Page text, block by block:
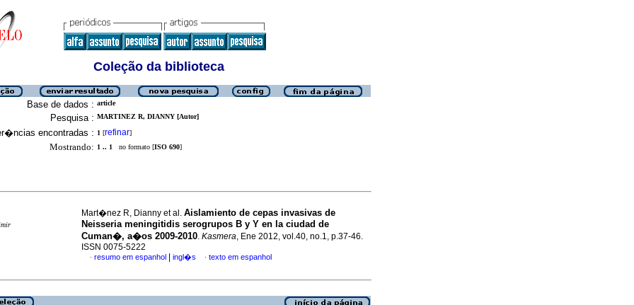
Coleção da biblioteca
Base de dados : article
Pesquisa : MARTINEZ R, DIANNY [Autor]
encontradas : 1 [refinar]
Mostrando: 1 .. 1 no formato [ISO 690]
Mart�nez R, Dianny et al. Aislamiento de cepas invasivas de
Neisseria meningitidis serogrupos B y Y en la ciudad de
Cuman�, a�os 2009-2010. Kasmera, Ene 2012, vol.40, no.1, p.37-46.
ISSN 0075-5222
· resumo em espanhol ingl�s · texto em espanhol